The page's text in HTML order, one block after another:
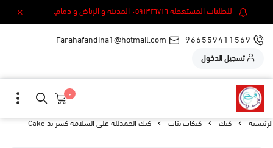
للطلبات المستعجلة ٠٥٩١٣٢٦٧١٦ المدينة و الرياض و دمام.
966559411569
Farahafandina1@hotmail.com
تسجيل الدخول
٠
الرئيسية كيك كيكات بنات كيك الحمدلله على السلامه كسر يد Cake